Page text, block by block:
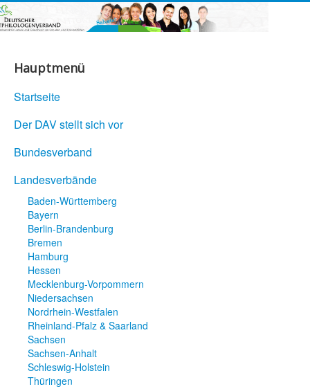
Hauptmenü
Startseite
Der DAV stellt sich vor
Bundesverband
Landesverbände
Baden-Württemberg
Bayern
Berlin-Brandenburg
Bremen
Hamburg
Hessen
Mecklenburg-Vorpommern
Niedersachsen
Nordrhein-Westfalen
Rheinland-Pfalz & Saarland
Sachsen
Sachsen-Anhalt
Schleswig-Holstein
Thüringen